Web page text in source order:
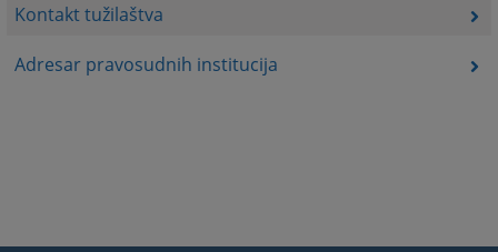
Kontakt tužilaštva
Adresar pravosudnih institucija